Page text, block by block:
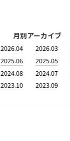
月別アーカイブ
2026.04 2026.03
2025.06 2025.05
2024.08 2024.07
2023.10 2023.09